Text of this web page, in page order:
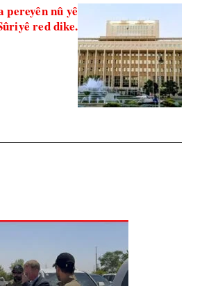
nû yê
red dike.